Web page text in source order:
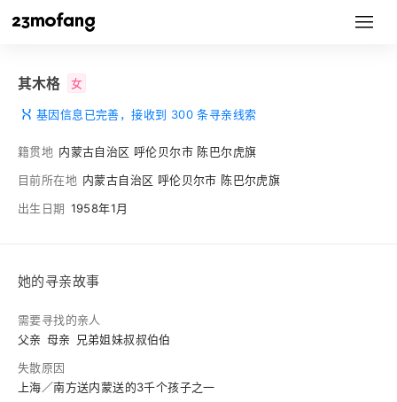
其木格 女
基因信息已完善，接收到 300 条寻亲线索
籍贯地 内蒙古自治区 呼伦贝尔市 陈巴尔虎旗
目前所在地 内蒙古自治区 呼伦贝尔市 陈巴尔虎旗
出生日期 1958年1月
她的寻亲故事
需要寻找的亲人
父亲 母亲
兄弟姐妹叔叔伯伯
失散原因
上海／南方送内蒙送的3千个孩子之一